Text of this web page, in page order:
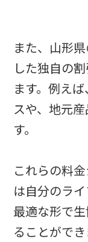
また、山形
した独自の
ます。例え
スや、地元
す。
これらの料
は自分のラ
最適な形で
ることができ